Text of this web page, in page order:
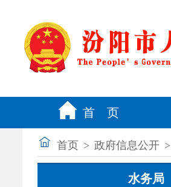
首 页
首页 > 政府信息公开 >
水务局